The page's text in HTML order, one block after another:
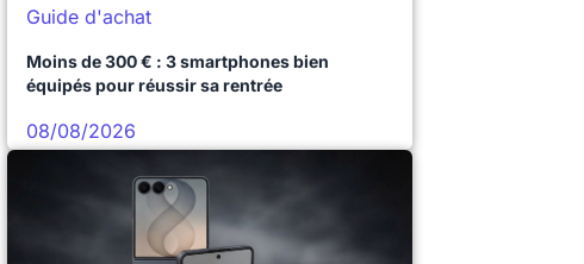
Guide d'achat
Moins de 300 € : 3 smartphones bien
équipés pour réussir sa rentrée
08/08/2026